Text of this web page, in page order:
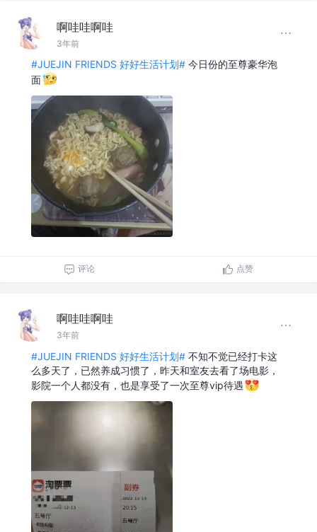
啊哇哇啊哇
3年前
#JUEJIN FRIENDS 好好生活计划# 今日份的至尊豪华泡
面
评论 点赞
啊哇哇啊哇
3年前
#JUEJIN FRIENDS 好好生活计划# 不知不觉已经打卡这
么多天了，已然养成习惯了，昨天和室友去看了场电影，
影院一个人都没有，也是享受了一次至尊vip待遇